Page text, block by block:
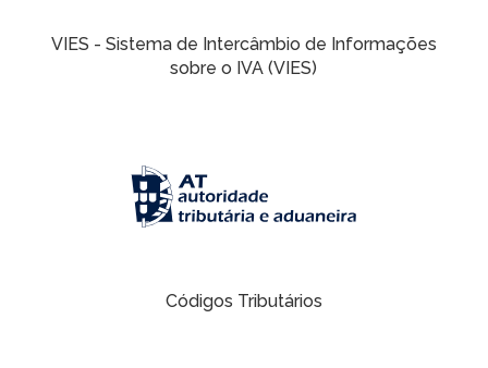
VIES - Sistema de Intercâmbio de Informações
sobre o IVA (VIES)
Códigos Tributários